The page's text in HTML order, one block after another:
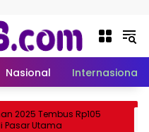
Nasional Internasional
2025 Tembus Rp105
Utama